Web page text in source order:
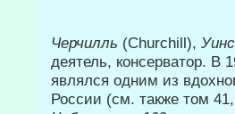
Черчилль (Churchill),
деятель, консерватор. В
являлся одним из
России (см. также том